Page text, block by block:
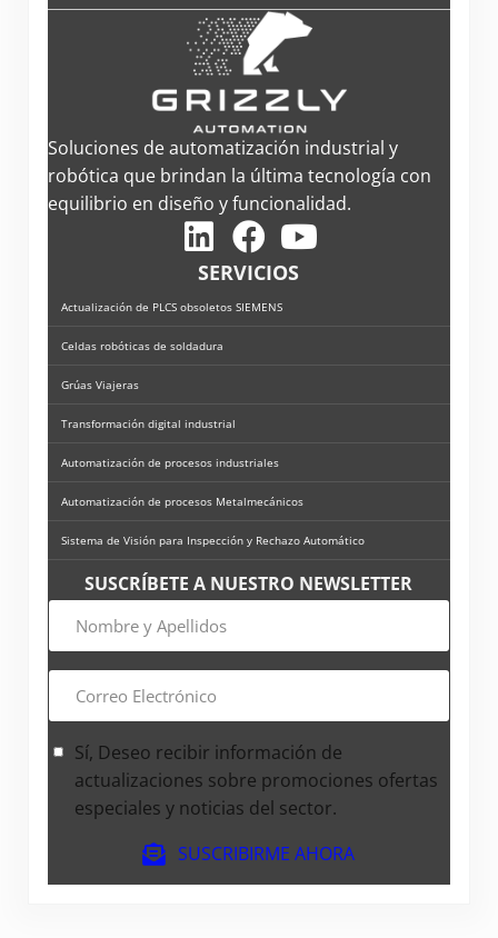
Soluciones de automatización industrial y
robótica que brindan la última tecnología con
equilibrio en diseño y funcionalidad.
SERVICIOS
Actualización de PLCS obsoletos SIEMENS
Celdas robóticas de soldadura
Grúas Viajeras
Transformación digital industrial
Automatización de procesos industriales
Automatización de procesos Metalmecánicos
Sistema de Visión para Inspección y Rechazo Automático
SUSCRÍBETE A NUESTRO NEWSLETTER
Apellidos
Electrónico
Sí, Deseo recibir información de
actualizaciones sobre promociones ofertas
especiales y noticias del sector.
SUSCRIBIRME AHORA